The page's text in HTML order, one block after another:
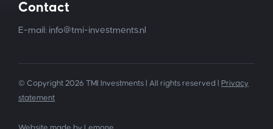
Contact
E-mail: info@tmi-investments.nl
© Copyright 2026 TMI Investments | All rights reserved | Privacy
statement